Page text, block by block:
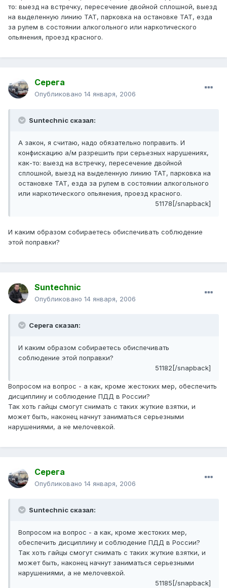
то: выезд на встречку, пересечение двойной сплошной, выезд
на выделенную линию ТАТ, парковка на остановке ТАТ, езда
за рулем в состоянии алкогольного или наркотического
опьянения, проезд красного.
Серега
Опубликовано 14 января, 2006
Suntechnic сказал:
А закон, я считаю, надо обязательно поправить. И
конфискацию а/м разрешить при серьезных нарушениях,
как-то: выезд на встречку, пересечение двойной
сплошной, выезд на выделенную линию ТАТ, парковка на
остановке ТАТ, езда за рулем в состоянии алкогольного
или наркотического опьянения, проезд красного.
51178[/snapback]
И каким образом собираетесь обиспечивать соблюдение
этой поправки?
Suntechnic
Опубликовано 14 января, 2006
Серега сказал:
И каким образом собираетесь обиспечивать
соблюдение этой поправки?
51182[/snapback]
Вопросом на вопрос - а как, кроме жестоких мер, обеспечить
дисциплину и соблюдение ПДД в России?
Так хоть гайцы смогут снимать с таких жуткие взятки, и
может быть, наконец начнут заниматься серьезными
нарушениями, а не мелочевкой.
Серега
Опубликовано 14 января, 2006
Suntechnic сказал:
Вопросом на вопрос - а как, кроме жестоких мер,
обеспечить дисциплину и соблюдение ПДД в России?
Так хоть гайцы смогут снимать с таких жуткие взятки, и
может быть, наконец начнут заниматься серьезными
нарушениями, а не мелочевкой.
51185[/snapback]